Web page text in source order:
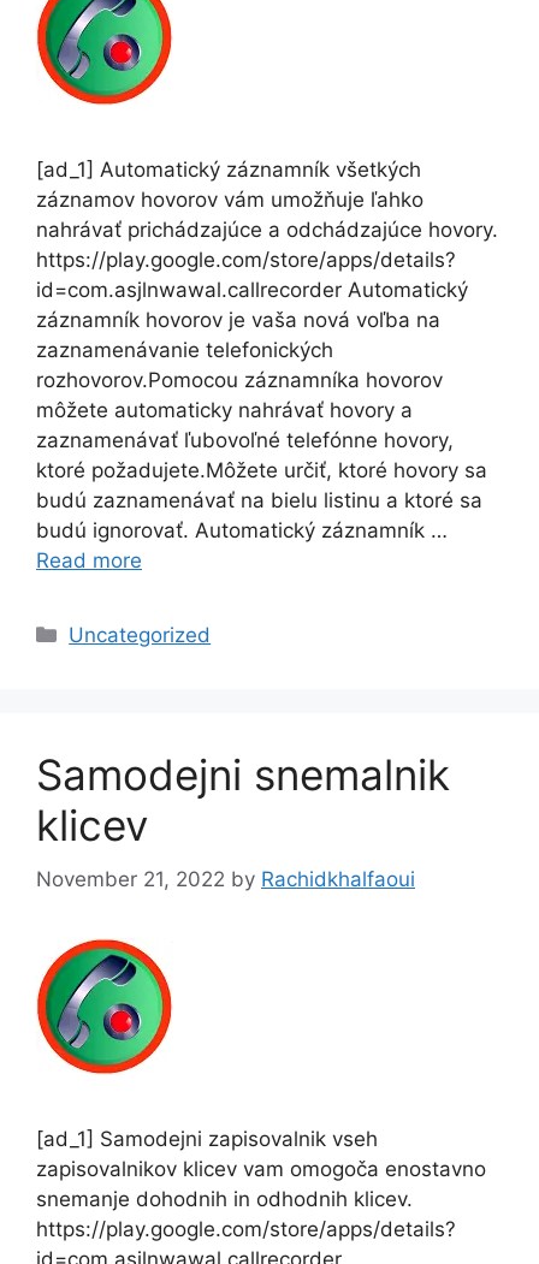
[ad_1] Automatický záznamník všetkých
záznamov hovorov vám umožňuje ľahko
nahrávať prichádzajúce a odchádzajúce hovory.
https://play.google.com/store/apps/details?
id=com.asjlnwawal.callrecorder Automatický
záznamník hovorov je vaša nová voľba na
zaznamenávanie telefonických
rozhovorov.Pomocou záznamníka hovorov
môžete automaticky nahrávať hovory a
zaznamenávať ľubovoľné telefónne hovory,
ktoré požadujete.Môžete určiť, ktoré hovory sa
budú zaznamenávať na bielu listinu a ktoré sa
budú ignorovať. Automatický záznamník …
Read more
Categories
Uncategorized
Samodejni snemalnik
klicev
November 21, 2022 by Rachidkhalfaoui
[ad_1] Samodejni zapisovalnik vseh
zapisovalnikov klicev vam omogoča enostavno
snemanje dohodnih in odhodnih klicev.
https://play.google.com/store/apps/details?
id=com.asjlnwawal.callrecorder